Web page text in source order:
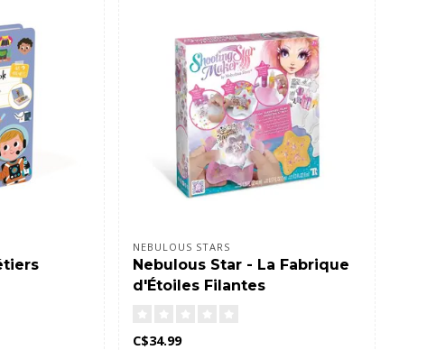
NEBULOUS STARS
Nebulous Star - La Fabrique
d'Étoiles Filantes
C$34.99